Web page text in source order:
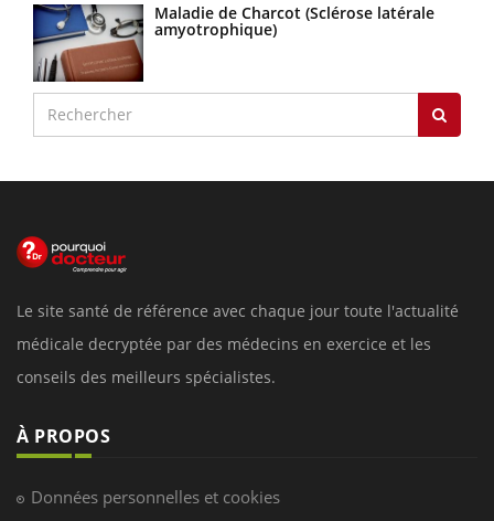
Maladie de Charcot (Sclérose latérale
amyotrophique)
Le site santé de référence avec chaque jour toute l'actualité
médicale decryptée par des médecins en exercice et les
conseils des meilleurs spécialistes.
À PROPOS
Données personnelles et cookies